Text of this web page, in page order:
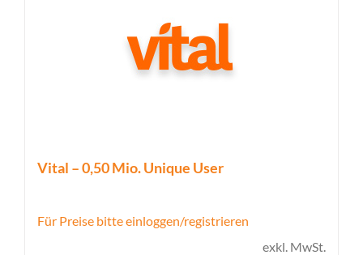
Vital – 0,50 Mio. Unique User
Für Preise bitte einloggen/registrieren
exkl. MwSt.